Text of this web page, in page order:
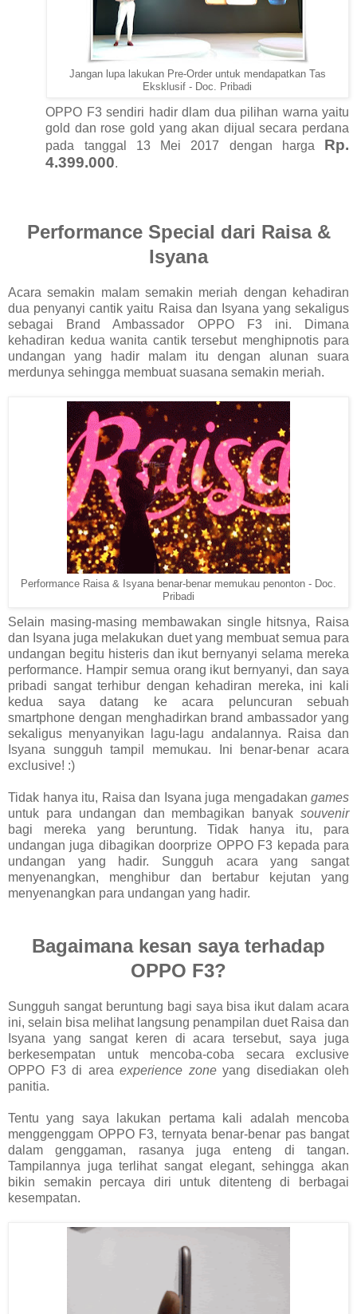
Jangan lupa lakukan Pre-Order untuk mendapatkan Tas
Eksklusif - Doc. Pribadi
OPPO F3 sendiri hadir dlam dua pilihan warna yaitu
gold dan rose gold yang akan dijual secara perdana
pada tanggal 13 Mei 2017 dengan harga Rp.
4.399.000.
Performance Special dari Raisa &
Isyana
Acara semakin malam semakin meriah dengan kehadiran
dua penyanyi cantik yaitu Raisa dan Isyana yang sekaligus
sebagai Brand Ambassador OPPO F3 ini. Dimana
kehadiran kedua wanita cantik tersebut menghipnotis para
undangan yang hadir malam itu dengan alunan suara
merdunya sehingga membuat suasana semakin meriah.
Performance Raisa & Isyana benar-benar memukau penonton - Doc.
Pribadi
Selain masing-masing membawakan single hitsnya, Raisa
dan Isyana juga melakukan duet yang membuat semua para
undangan begitu histeris dan ikut bernyanyi selama mereka
performance. Hampir semua orang ikut bernyanyi, dan saya
pribadi sangat terhibur dengan kehadiran mereka, ini kali
kedua saya datang ke acara peluncuran sebuah
smartphone dengan menghadirkan brand ambassador yang
sekaligus menyanyikan lagu-lagu andalannya. Raisa dan
Isyana sungguh tampil memukau. Ini benar-benar acara
exclusive! :)
Tidak hanya itu, Raisa dan Isyana juga mengadakan games
untuk para undangan dan membagikan banyak souvenir
bagi mereka yang beruntung. Tidak hanya itu, para
undangan juga dibagikan doorprize OPPO F3 kepada para
undangan yang hadir. Sungguh acara yang sangat
menyenangkan, menghibur dan bertabur kejutan yang
menyenangkan para undangan yang hadir.
Bagaimana kesan saya terhadap
OPPO F3?
Sungguh sangat beruntung bagi saya bisa ikut dalam acara
ini, selain bisa melihat langsung penampilan duet Raisa dan
Isyana yang sangat keren di acara tersebut, saya juga
berkesempatan untuk mencoba-coba secara exclusive
OPPO F3 di area experience zoneyang disediakan oleh
panitia.
Tentu yang saya lakukan pertama kali adalah mencoba
menggenggam OPPO F3, ternyata benar-benar pas bangat
dalam genggaman, rasanya juga enteng di tangan.
Tampilannya juga terlihat sangat elegant, sehingga akan
bikin semakin percaya diri untuk ditenteng di berbagai
kesempatan.